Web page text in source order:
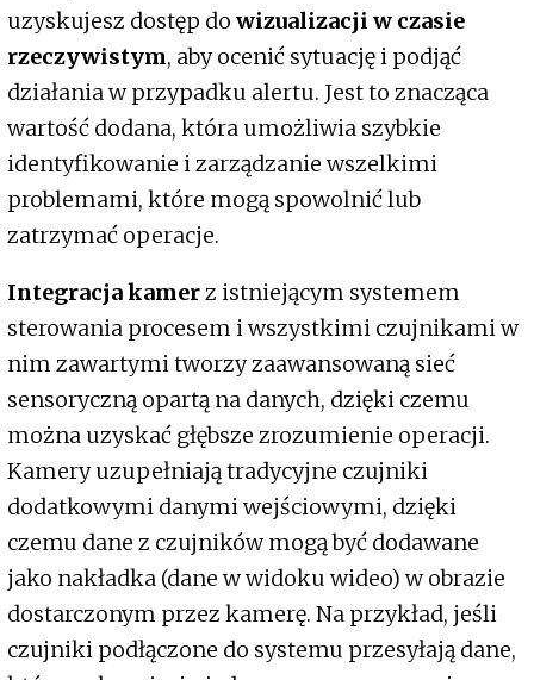
uzyskujesz dostęp do wizualizacji w czasie
rzeczywistym, aby ocenić sytuację i podjąć
działania w przypadku alertu. Jest to znacząca
wartość dodana, która umożliwia szybkie
identyfikowanie i zarządzanie wszelkimi
problemami, które mogą spowolnić lub
zatrzymać operacje.
Integracja kamerz istniejącym systemem
sterowania procesem i wszystkimi czujnikami w
nim zawartymi tworzy zaawansowaną sieć
sensoryczną opartą na danych, dzięki czemu
można uzyskać głębsze zrozumienie operacji.
Kamery uzupełniają tradycyjne czujniki
dodatkowymi danymi wejściowymi, dzięki
czemu dane z czujników mogą być dodawane
jako nakładka (dane w widoku wideo) w obrazie
dostarczonym przez kamerę. Na przykład, jeśli
czujniki podłączone do systemu przesyłają dane,